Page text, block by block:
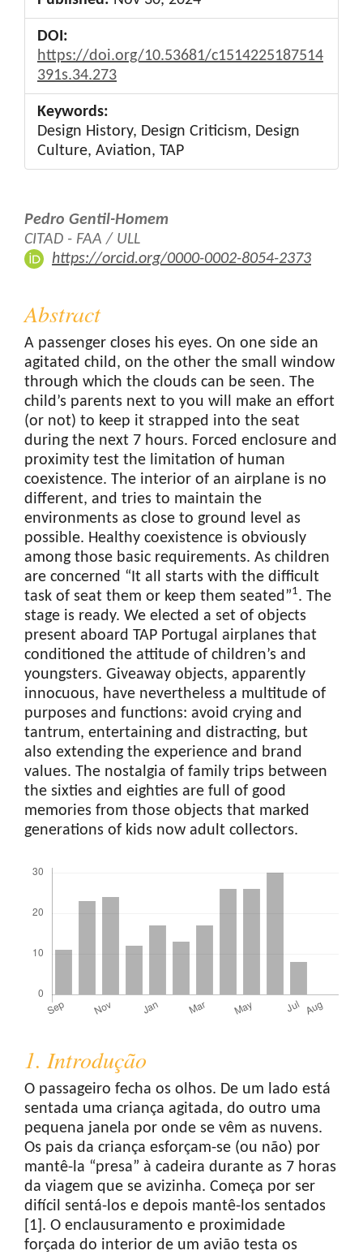
DOI:
https://doi.org/10.53681/c1514225187514
391s.34.273
Keywords:
Design History, Design Criticism, Design
Culture, Aviation, TAP
Main
Article
Content
Pedro Gentil-Homem
CITAD - FAA / ULL
https://orcid.org/0000-0002-8054-2373
Abstract
A passenger closes his eyes. On one side an
agitated child, on the other the small window
through which the clouds can be seen. The
child’s parents next to you will make an effort
(or not) to keep it strapped into the seat
during the next 7 hours. Forced enclosure and
proximity test the limitation of human
coexistence. The interior of an airplane is no
different, and tries to maintain the
environments as close to ground level as
possible. Healthy coexistence is obviously
among those basic requirements. As children
are concerned “It all starts with the difficult
task of seat them or keep them seated”1. The
stage is ready. We elected a set of objects
present aboard TAP Portugal airplanes that
conditioned the attitude of children’s and
youngsters. Giveaway objects, apparently
innocuous, have nevertheless a multitude of
purposes and functions: avoid crying and
tantrum, entertaining and distracting, but
also extending the experience and brand
values. The nostalgia of family trips between
the sixties and eighties are full of good
memories from those objects that marked
generations of kids now adult collectors.
1. Introdução
O passageiro fecha os olhos. De um lado está
sentada uma criança agitada, do outro uma
pequena janela por onde se vêm as nuvens.
Os pais da criança esforçam-se (ou não) por
mantê-la “presa” à cadeira durante as 7 horas
da viagem que se avizinha. Começa por ser
difícil sentá-los e depois mantê-los sentados
[1]. O enclausuramento e proximidade
forçada do interior de um avião testa os